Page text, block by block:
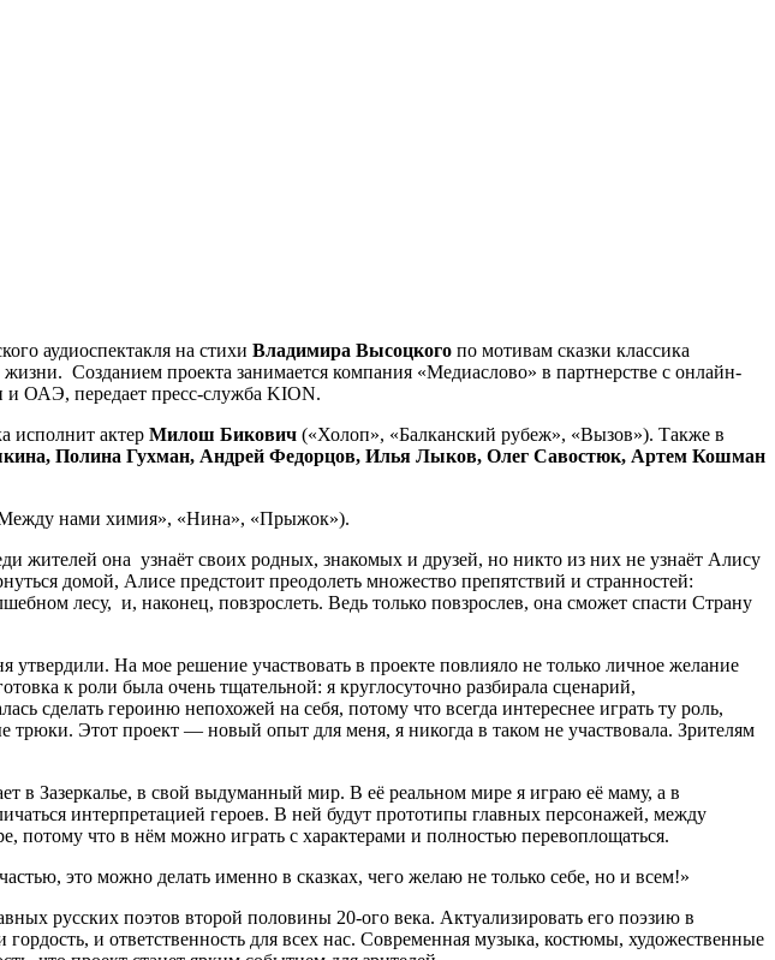
аудиоспектакля на стихи Владимира Высоцкого по мотивам сказки классика
Созданием проекта занимается компания «Медиаслово» в партнерстве с онлайн-
ОАЭ, передает пресс-служба KION.
исполнит актер Милош Бикович («Холоп», «Балканский рубеж», «Вызов»). Также в
Полина Гухман, Андрей Федорцов, Илья Лыков, Олег Савостюк, Артем Кошман
нами химия», «Нина», «Прыжок»).
жителей она узнаёт своих родных, знакомых и друзей, но никто из них не узнаёт Алису
домой, Алисе предстоит преодолеть множество препятствий и странностей:
лесу, и, наконец, повзрослеть. Ведь только повзрослев, она сможет спасти Страну
На мое решение участвовать в проекте повлияло не только личное желание
к роли была очень тщательной: я круглосуточно разбирала сценарий,
сделать героиню непохожей на себя, потому что всегда интереснее играть ту роль,
трюки. Этот проект — новый опыт для меня, я никогда в таком не участвовала. Зрителям
в Зазеркалье, в свой выдуманный мир. В её реальном мире я играю её маму, а в
интерпретацией героев. В ней будут прототипы главных персонажей, между
что в нём можно играть с характерами и полностью перевоплощаться.
это можно делать именно в сказках, чего желаю не только себе, но и всем!»
русских поэтов второй половины 20-ого века. Актуализировать его поэзию в
и ответственность для всех нас. Современная музыка, костюмы, художественные